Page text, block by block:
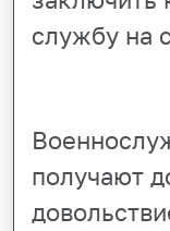
службу на
получают